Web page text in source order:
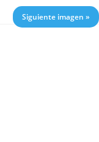
Siguiente imagen »